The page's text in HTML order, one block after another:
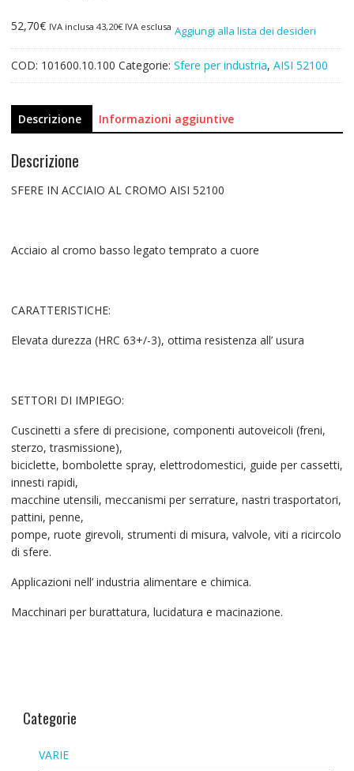
52,70€ IVA inclusa 43,20€IVA esclusa Aggiungi alla lista dei desideri
COD: 101600.10.100 Categorie: Sfere per industria, AISI 52100
Descrizione Informazioni aggiuntive
Descrizione
SFERE IN ACCIAIO AL CROMO AISI 52100
Acciaio al cromo basso legato temprato a cuore
CARATTERISTICHE:
Elevata durezza (HRC 63+/-3), ottima resistenza all’ usura
SETTORI DI IMPIEGO:
Cuscinetti a sfere di precisione, componenti autoveicoli (freni,
sterzo, trasmissione),
biciclette, bombolette spray, elettrodomestici, guide per cassetti,
innesti rapidi,
macchine utensili, meccanismi per serrature, nastri trasportatori,
pattini, penne,
pompe, ruote girevoli, strumenti di misura, valvole, viti a ricircolo
di sfere.
Applicazioni nell’ industria alimentare e chimica.
Macchinari per burattatura, lucidatura e macinazione.
Categorie
VARIE